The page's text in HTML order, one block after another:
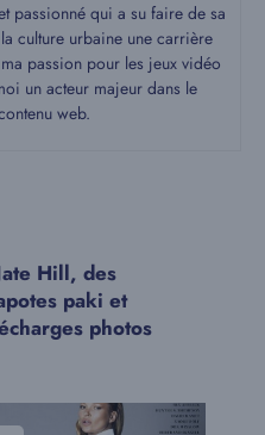
passionné qui a su faire de sa
culture urbaine une carrière
passion pour les jeux vidéo
un acteur majeur dans le
web.
Hill, des
paki et
photos